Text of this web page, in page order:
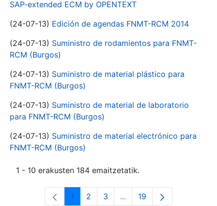
SAP-extended ECM by OPENTEXT
(24-07-13) Edición de agendas FNMT-RCM 2014
(24-07-13) Suministro de rodamientos para FNMT-
RCM (Burgos)
(24-07-13) Suministro de material plástico para
FNMT-RCM (Burgos)
(24-07-13) Suministro de material de laboratorio
para FNMT-RCM (Burgos)
(24-07-13) Suministro de material electrónico para
FNMT-RCM (Burgos)
1 - 10 erakusten 184 emaitzetatik.
Orrialdea
1 Orrialdea
2 Orrialdea
3 ...Intermediate Pages Use
Orrialdea
19